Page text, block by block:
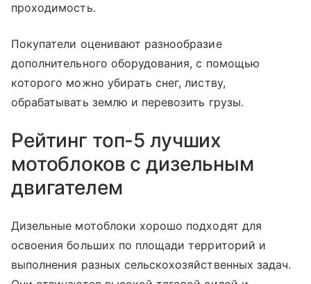
проходимость.
Покупатели оценивают разнообразие
дополнительного оборудования, с помощью
которого можно убирать снег, листву,
обрабатывать землю и перевозить грузы.
Рейтинг топ-5 лучших
мотоблоков с дизельным
двигателем
Дизельные мотоблоки хорошо подходят для
освоения больших по площади территорий и
выполнения разных сельскохозяйственных задач.